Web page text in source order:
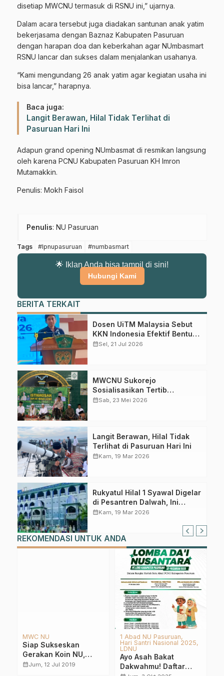
Gabung Channel WhatsApp NU
sumber resmi NU Pasuruan.
disetiap MWCNU termasuk di RSNU ini,” ujarnya.
Dalam acara tersebut juga diadakan santunan anak yatim
bekerjasama dengan Baznaz Kabupaten Pasuruan
dengan harapan doa dan keberkahan agar NUmbasmart
RSNU lancar dan sukses dalam menjalankan usahanya.
“Kami mengundang 26 anak yatim agar kegiatan usaha ini
bisa lancar,” harapnya.
Baca juga:
Langit Berawan, Hilal Tidak Terlihat di
Pasuruan Hari Ini
Adapun grand opening NUmbasmat di resmikan langsung
oleh karena PCNU Kabupaten Pasuruan KH Imron
Mutamakkin.
Penulis: Mokh Faisol
Penulis: NU Pasuruan
Tags #lpnupasuruan #numbasmart
🌟 Iklan Anda bisa tampil di sini!
Hubungi Kami
BERITA TERKAIT
Dosen UiTM Malaysia Sebut
KKN Indonesia Efektif Bentuk
Karakter Mahasiswa
calendar_monthSel, 21 Jul 2026
MWCNU Sukorejo
Sosialisasikan Tertib
Administrasi dalam Istighotsah
calendar_monthSab, 23 Mei 2026
Langit Berawan, Hilal Tidak
Terlihat di Pasuruan Hari Ini
calendar_monthKam, 19 Mar 2026
Rukyatul Hilal 1 Syawal Digelar
di Pesantren Dalwah, Ini
Prediksi LFNU Pasuruan
calendar_monthKam, 19 Mar 2026
REKOMENDASI UNTUK ANDA
Hari Santri 2024
LPBINU Kabupaten
Pasuruan Gelar
Sarasehan Mitigasi
calendar_monthSab, 19 Okt 2024
Abad Kedua NU
Aswaja NU Center
Hari Santri, Aswaja NU
Center Gelar Seminar
dan Bedah Buku
calendar_monthSen, 23 Okt 2023